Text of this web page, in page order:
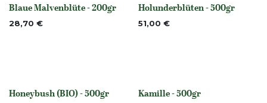
None
Blaue Malvenblüte - 200gr
28,70 € None
Holunderblüten - 500gr
51,00 €
None
Honeybush (BIO) - 500gr Kamille - 500gr